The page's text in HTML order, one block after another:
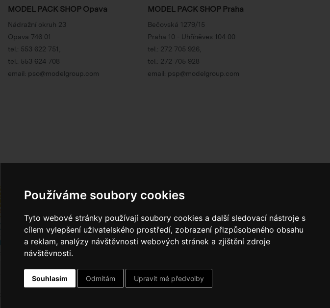
Používáme soubory cookies
Tyto webové stránky používají soubory cookies a další sledovací nástroje s
cílem vylepšení uživatelského prostředí, zobrazení přizpůsobeného obsahu
a reklam, analýzy návštěvnosti webových stránek a zjištění zdroje
návštěvnosti.
Souhlasím Odmítám Upravit mé předvolby
MODEL PACK SHOP Opava
Nádražní okruh 23
Opava 746 01
tel.: 553 622 751
tel.: 553 624 708
email: pso@modelgroup.com
MODEL PACK SHOP Praha
Bečovská 1279/15
Praha 10 - Uhříněves 104 00
tel.: 272 705 926
tel.: 272 705 928
email: psp@modelgroup.com
800 10 10 77